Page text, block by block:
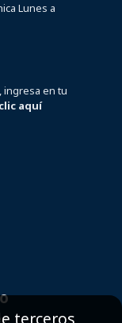
Lunes a
ingresa en tu
aquí
terceros